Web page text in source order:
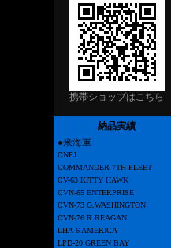
携帯ショップはこちら
納品実績
●米海軍
CNFJ
COMMANDER 7TH FLEET
CV-63 KITTY HAWK
CVN-65 ENTERPRISE
CVN-73 G.WASHINGTON
CVN-76 R.REAGAN
LHA-6 AMERICA
LPD-20 GREEN BAY